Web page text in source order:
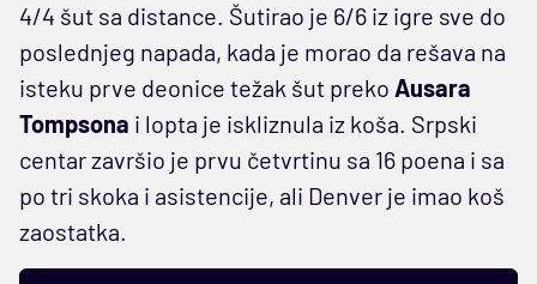
4/4 šut sa distance. Šutirao je 6/6 iz igre sve do
poslednjeg napada, kada je morao da rešava na
isteku prve deonice težak šut preko Ausara
Tompsona i lopta je iskliznula iz koša. Srpski
centar završio je prvu četvrtinu sa 16 poena i sa
po tri skoka i asistencije, ali Denver je imao koš
zaostatka.